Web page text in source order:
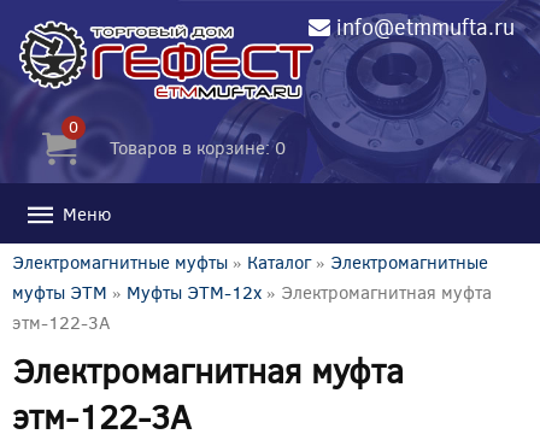
info@etmmufta.ru
0
Товаров в корзине: 0
Меню
Электромагнитные муфты » Каталог» Электромагнитные
муфты ЭТМ » Муфты ЭТМ-12x » Электромагнитная муфта
этм-122-3А
Электромагнитная муфта
этм-122-3А